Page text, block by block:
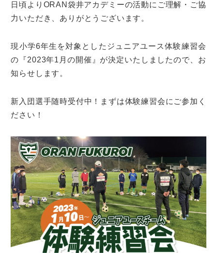
日頃よりORAN袋井アカデミーの活動にご理解・ご協
力いただき、ありがとうございます。
現小学6年生を対象としたジュニアユース体験練習会
の『2023年1月の開催』が決定いたしましたので、お
知らせします。
新入団選手随時受付中！まずは体験練習会にご参加く
ださい！